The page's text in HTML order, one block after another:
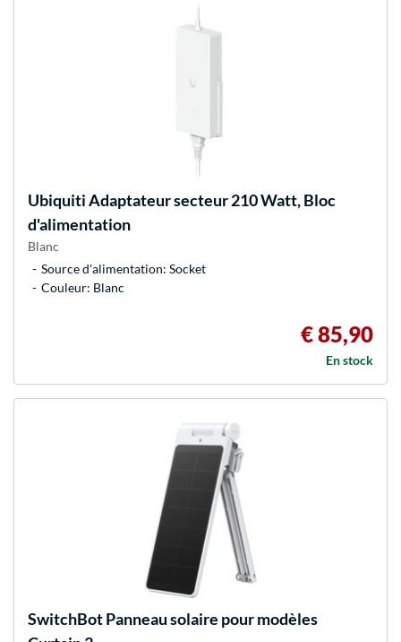
UbiquitiAdaptateur secteur 210 Watt, Bloc
d'alimentation
Blanc
Source d'alimentation: Socket
Couleur: Blanc
€ 85,90
En stock
SwitchBotPanneau solaire pour modèles